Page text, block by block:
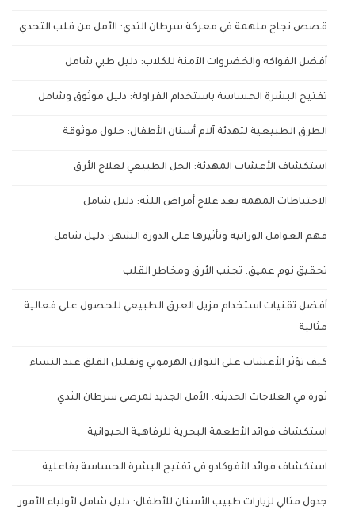
قصص نجاح ملهمة في معركة سرطان الثدي: الأمل من قلب التحدي
أفضل الفواكه والخضروات الآمنة للكلاب: دليل طبي شامل
تفتيح البشرة الحساسة باستخدام الفراولة: دليل موثوق وشامل
الطرق الطبيعية لتهدئة آلام أسنان الأطفال: حلول موثوقة
استكشاف الأعشاب المهدئة: الحل الطبيعي لعلاج الأرق
الاحتياطات المهمة بعد علاج أمراض اللثة: دليل شامل
فهم العوامل الوراثية وتأثيرها على الدورة الشهر: دليل شامل
تحقيق نوم عميق: تجنب الأرق ومخاطر القلب
أفضل تقنيات استخدام مزيل العرق الطبيعي للحصول على فعالية
مثالية
كيف تؤثر الأعشاب على التوازن الهرموني وتقليل القلق عند النساء
ثورة في العلاجات الحديثة: الأمل الجديد لمرضى سرطان الثدي
استكشاف فوائد الأطعمة البحرية للرفاهية الحيوانية
استكشاف فوائد الأفوكادو في تفتيح البشرة الحساسة بفاعلية
جدول مثالي لزيارات طبيب الأسنان للأطفال: دليل شامل لأولياء الأمور